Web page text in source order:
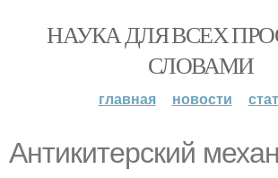
НАУКА ДЛЯ ВСЕХ
СЛОВАМИ
главная новости
Антикитерский